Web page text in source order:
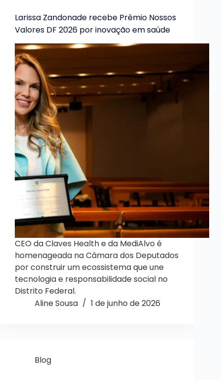
Larissa Zandonade recebe Prêmio Nossos
Valores DF 2026 por inovação em saúde
CEO da Claves Health e da MediAlvo é
homenageada na Câmara dos Deputados
por construir um ecossistema que une
tecnologia e responsabilidade social no
Distrito Federal.
Aline Sousa
1 de junho de 2026
Blog